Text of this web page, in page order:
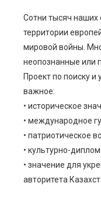
Сотни тысяч наших
территории
мировой войны.
неопознанные или
Проект по поиску
важное:
• историческое
• международное
• патриотическое
• культурно-
• значение для
авторитета